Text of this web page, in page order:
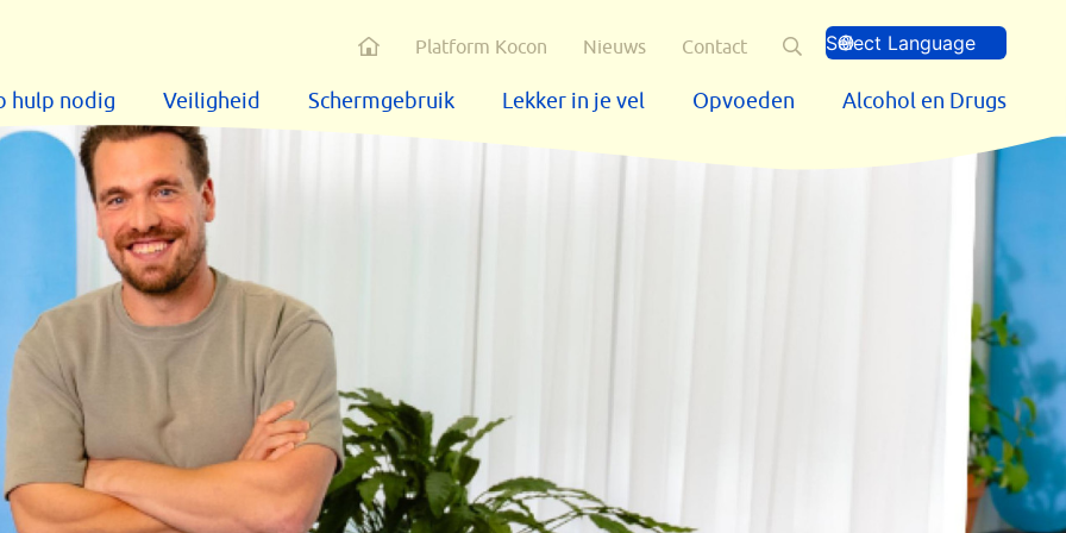
hulp nodig Veiligheid Schermgebruik Lekker in je vel Opvoeden Alcohol en Drugs
HomePlatform Kocon Nieuws Contact Zoeken